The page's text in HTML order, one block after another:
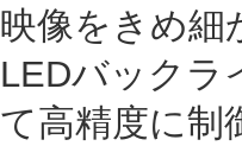
映像をきめ細
LEDバックラ
て高精度に制